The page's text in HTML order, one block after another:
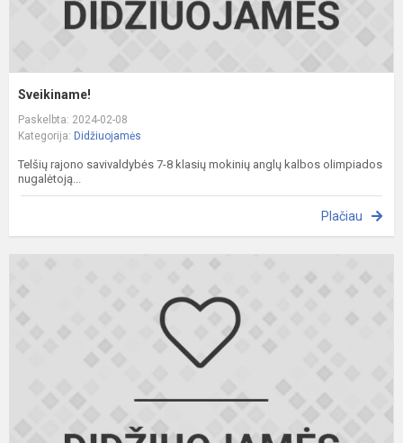
Sveikiname!
Paskelbta: 2024-02-08
Kategorija: Didžiuojamės
Telšių rajono savivaldybės 7-8 klasių mokinių anglų kalbos olimpiados
nugalėtoją...
Plačiau